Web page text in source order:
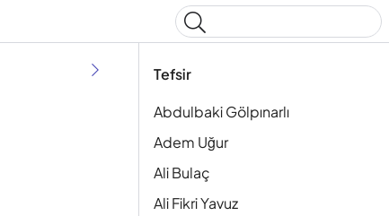
Tefsir
Abdulbaki Gölpınarlı
Adem Uğur
Ali Bulaç
Ali Fikri Yavuz